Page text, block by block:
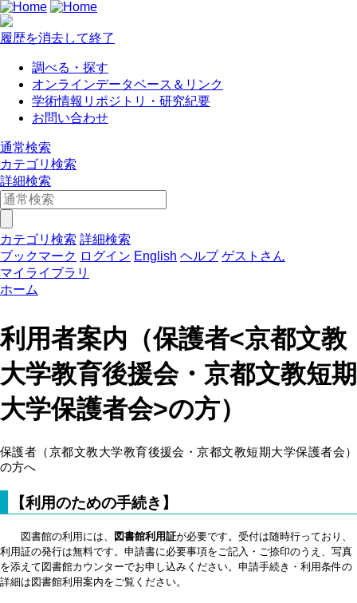
履歴を消去して終了
調べる・探す
オンラインデータベース＆リンク
学術情報リポジトリ・研究紀要
お問い合わせ
通常検索
カテゴリ検索
詳細検索
カテゴリ検索 詳細検索
ブックマーク ログイン English ヘルプ ゲストさん
マイライブラリ
ホーム
利用者案内（保護者<京都文教
大学教育後援会・京都文教短期
大学保護者会>の方）
保護者（京都文教大学教育後援会・京都文教短期大学保護者会）
の方へ
【利用のための手続き】
図書館の利用には、 図書館利用証が必要です。受付は随時行っており、
利用証の発行は無料です。申請書に必要事項をご記入・ご捺印のうえ、写真
を添えて図書館カウンターでお申し込みください。申請手続き・利用条件の
詳細は図書館利用案内をご覧ください。